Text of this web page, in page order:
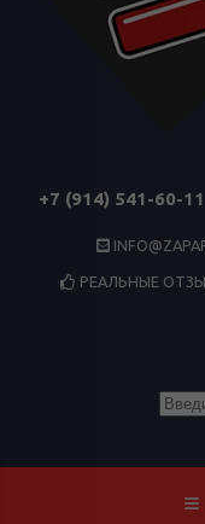
+7 (914) 541-60-11
РЕАЛЬНЫЕ